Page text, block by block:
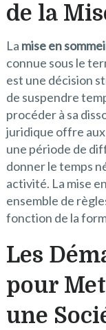
de la
La mise en
connue sous le
est une décision
de suspendre
procéder à sa
juridique offre
une période de
donner le temps
activité. La mise
ensemble de
fonction de la
Les
pour
une